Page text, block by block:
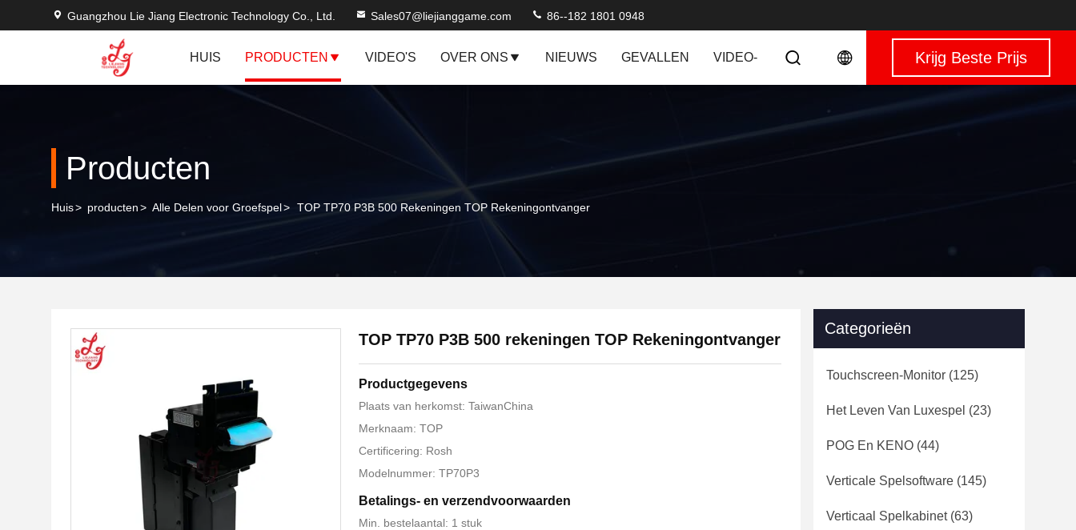
Guangzhou Lie Jiang Electronic Technology Co., Ltd. Sales07@liejianggame.com 86--182 1801 0948
HUIS PRODUCTEN VIDEO'S OVER ONS NIEUWS GEVALLEN VIDEO- Krijg Beste Prijs
Producten
Huis> producten> Alle Delen voor Groefspel> TOP TP70 P3B 500 Rekeningen TOP Rekeningontvanger
TOP TP70 P3B 500 rekeningen TOP Rekeningontvanger
Productgegevens
Plaats van herkomst: TaiwanChina
Merknaam: TOP
Certificering: Rosh
Modelnummer: TP70P3
Betalings- en verzendvoorwaarden
Min. bestelaantal: 1 stuk
Categorieën
Touchscreen-Monitor (125)
Het Leven Van Luxespel (23)
POG En KENO (44)
Verticale Spelsoftware (145)
Verticaal Spelkabinet(63)